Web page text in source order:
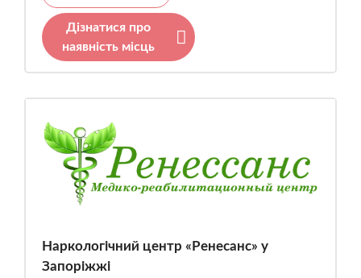
Дізнатися про
наявність місць
Наркологічний центр «Ренесанс» у
Запоріжжі